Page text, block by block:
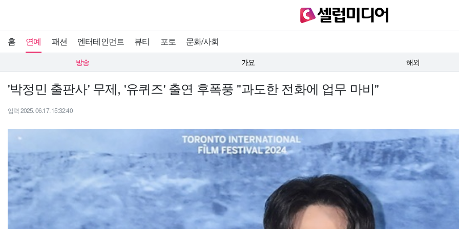
홈 연예 패션 엔터테인먼트 뷰티 포토 문화/사회
방송 가요 해외
'박정민 출판사' 무제, '유퀴즈' 출연 후폭풍 "과도한 전화에 업무 마비"
입력 2025. 06.17. 15:32:40